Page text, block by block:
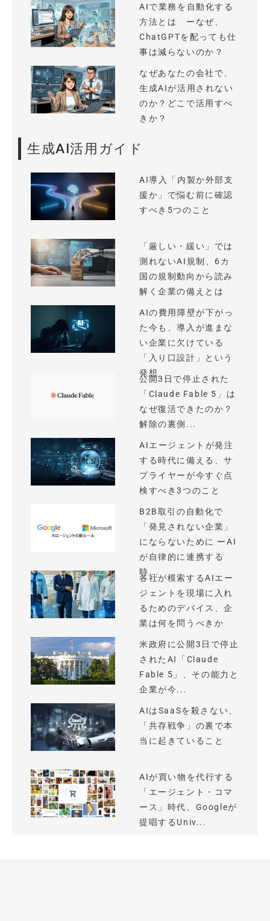
AIで業務を自動化する
方法とは ーなぜ、
ChatGPTを配っても仕
事は減らないのか？
なぜあなたの会社で、
生成AIが活用されない
のか？どこで活用すべ
きか？
生成AI活用ガイド
AI導入「内製か外部支
援か」で悩む前に確認
すべき5つのこと
「厳しい・緩い」では
測れないAI規制、6カ
国の規制動向から読み
解く企業の備えとは
AIの費用障壁が下がっ
た今も、導入が進まな
い企業に欠けている
「入り口設計」という
発想
公開3日で停止された
「Claude Fable 5」は
なぜ復活できたのか？
解除の裏側...
AIエージェントが発注
する時代に備える、サ
プライヤーが今すぐ点
検すべき3つのこと
B2B取引の自動化で
「発見されない企業」
にならないために ーAI
が自律的に連携する
時...
各社が模索するAIエー
ジェントを現場に入れ
るためのデバイス、企
業は何を問うべきか
米政府に公開3日で停止
されたAI「Claude
Fable 5」、その能力と
企業が今...
AIはSaaSを殺さない、
「共存戦争」の裏で本
当に起きていること
AIが買い物を代行する
「エージェント・コマ
ース」時代、Googleが
提唱するUniv...